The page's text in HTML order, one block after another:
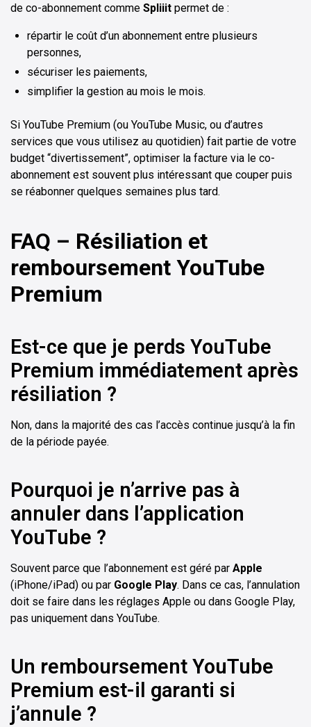
de co-abonnement comme Spliiit permet de :
répartir le coût d’un abonnement entre plusieurs
personnes,
sécuriser les paiements,
simplifier la gestion au mois le mois.
Si YouTube Premium (ou YouTube Music, ou d’autres
services que vous utilisez au quotidien) fait partie de votre
budget “divertissement”, optimiser la facture via le co-
abonnement est souvent plus intéressant que couper puis
se réabonner quelques semaines plus tard.
FAQ – Résiliation et
remboursement YouTube
Premium
Est-ce que je perds YouTube
Premium immédiatement après
résiliation ?
Non, dans la majorité des cas l’accès continue jusqu’à la fin
de la période payée.
Pourquoi je n’arrive pas à
annuler dans l’application
YouTube ?
Souvent parce que l’abonnement est géré par Apple
(iPhone/iPad) ou par Google Play. Dans ce cas, l’annulation
doit se faire dans les réglages Apple ou dans Google Play,
pas uniquement dans YouTube.
Un remboursement YouTube
Premium est-il garanti si
j’annule ?